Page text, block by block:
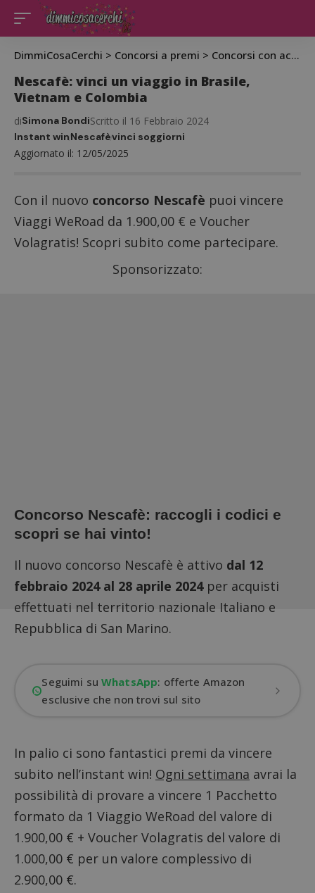
DimmiCosaCerchi > Concorsi a premi > Concorsi con acquisto
Nescafè: vinci un viaggio in Brasile,
Vietnam e Colombia
Aggiornato il: 12/05/2025
diSimona BondiScritto il 16 Febbraio 2024
Instant winNescafèvinci soggiorni
Con il nuovo concorso Nescafè puoi vincere
Viaggi WeRoad da 1.900,00 € e Voucher
Volagratis! Scopri subito come partecipare.
Sponsorizzato:
Concorso Nescafè: raccogli i codici e
scopri se hai vinto!
Il nuovo concorso Nescafè è attivo dal 12
febbraio 2024 al 28 aprile 2024per acquisti
effettuati nel territorio nazionale Italiano e
Repubblica di San Marino.
Seguimi suWhatsApp: offerte Amazon
esclusive che non trovi sul sito
In palio ci sono fantastici premi da vincere
subito nell’instant win! Ogni settimana avrai la
possibilità di provare a vincere 1 Pacchetto
formato da 1 Viaggio WeRoad del valore di
1.900,00 € + Voucher Volagratis del valore di
1.000,00 € per un valore complessivo di
2.900,00 €.